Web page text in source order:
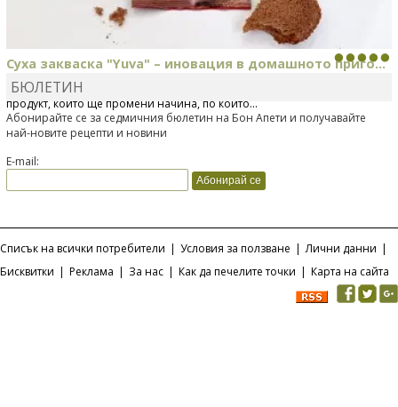
Суха закваска "Yuva" – иновация в домашното приго...
Отскоро Лесафр България стартира предлагането на изцяло нов
продукт, който ще промени начина, по който...
БЮЛЕТИН
Абонирайте се за седмичния бюлетин на Бон Апети и получавайте
най-новите рецепти и новини
E-mail:
Списък на всички потребители | Условия за ползване | Лични данни |
Бисквитки | Реклама | За нас | Как да печелите точки | Карта на сайта